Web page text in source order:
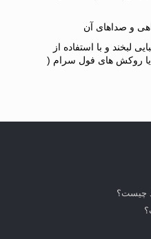
و صداهای آن
لبخند و با استفاده از
یا روکش های فول سرام (
چیست؟